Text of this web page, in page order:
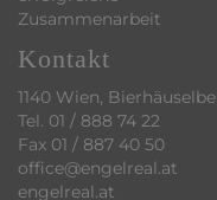
Zusammenarbeit
Kontakt
1140 Wien,
Tel. 01 / 888 74 22
Fax 01 / 887 40 50
office@engelreal.at
engelreal.at